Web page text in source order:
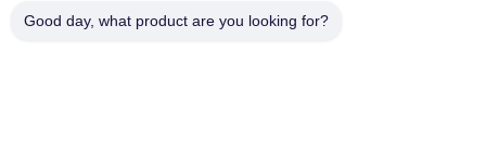
Chine Bonne qualité Tige de piston chromée Le fournisseur.
Good day, what product are you looking for?